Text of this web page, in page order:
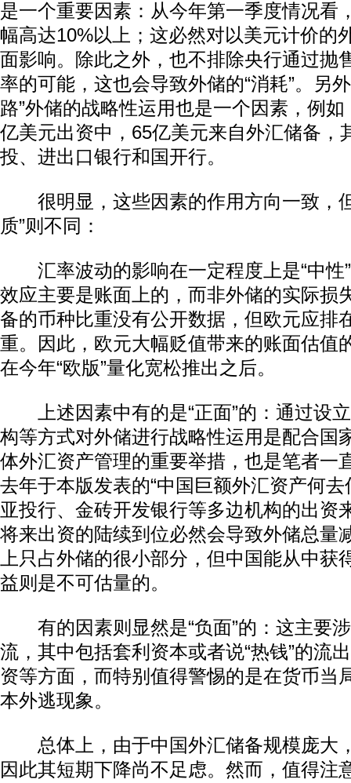
是一个重要因素：从今年第一季度情况看
幅高达10%以上；这必然对以美元计价的
面影响。除此之外，也不排除央行通过抛
率的可能，这也会导致外储的“消耗”。另
路”外储的战略性运用也是一个因素，例
亿美元出资中，65亿美元来自外汇储备，
投、进出口银行和国开行。
很明显，这些因素的作用方向一致，
质”则不同：
汇率波动的影响在一定程度上是“中性
效应主要是账面上的，而非外储的实际损
备的币种比重没有公开数据，但欧元应排
重。因此，欧元大幅贬值带来的账面估值
在今年“欧版”量化宽松推出之后。
上述因素中有的是“正面”的：通过设
构等方式对外储进行战略性运用是配合国
体外汇资产管理的重要举措，也是笔者一
去年于本版发表的“中国巨额外汇资产何去
亚投行、金砖开发银行等多边机构的出资
将来出资的陆续到位必然会导致外储总量
上只占外储的很小部分，但中国能从中获
益则是不可估量的。
有的因素则显然是“负面”的：这主要
流，其中包括套利资本或者说“热钱”的流
资等方面，而特别值得警惕的是在货币当
本外逃现象。
总体上，由于中国外汇储备规模庞大，
因此其短期下降尚不足虑。然而，值得注